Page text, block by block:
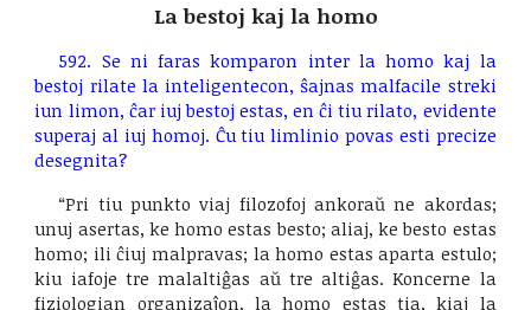
La bestoj kaj la homo
592. Se ni faras komparon inter la homo kaj la
bestoj rilate la inteligentecon, ŝajnas malfacile streki
iun limon, ĉar iuj bestoj estas, en ĉi tiu rilato, evidente
superaj al iuj homoj. Ĉu tiu limlinio povas esti precize
desegnita?
“Pri tiu punkto viaj filozofoj ankoraŭ ne akordas;
unuj asertas, ke homo estas besto; aliaj, ke besto estas
homo; ili ĉiuj malpravas; la homo estas aparta estulo;
kiu iafoje tre malaltiĝas aŭ tre altiĝas. Koncerne la
fiziologian organizaĵon, la homo estas tia, kiaj la